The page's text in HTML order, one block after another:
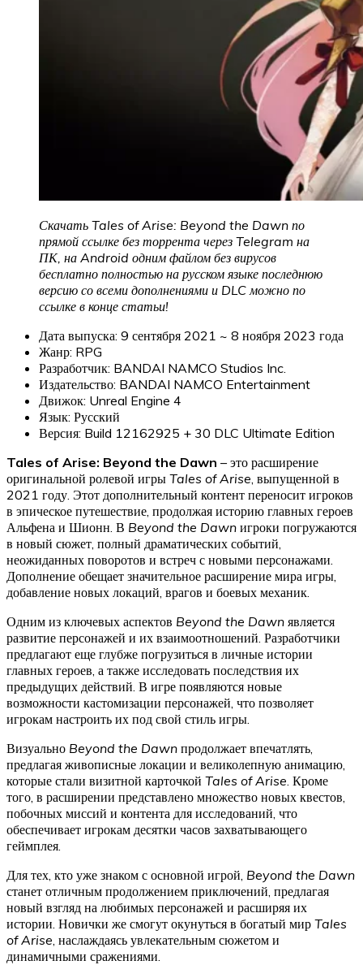
Скачать Tales of Arise: Beyond the Dawn по
прямой ссылке без торрента через Telegram на
ПК, на Android одним файлом без вирусов
бесплатно полностью на русском языке последнюю
версию со всеми дополнениями и DLC можно по
ссылке в конце статьи!
Дата выпуска: 9 сентября 2021 ~ 8 ноября 2023 года
Жанр: RPG
Разработчик: BANDAI NAMCO Studios Inc.
Издательство: BANDAI NAMCO Entertainment
Движок: Unreal Engine 4
Язык: Русский
Версия: Build 12162925 + 30 DLC Ultimate Edition
Tales of Arise: Beyond the Dawn – это расширение
оригинальной ролевой игры Tales of Arise , выпущенной в
2021 году. Этот дополнительный контент переносит игроков
в эпическое путешествие, продолжая историю главных героев
Альфена и Шионн. В Beyond the Dawn игроки погружаются
в новый сюжет, полный драматических событий,
неожиданных поворотов и встреч с новыми персонажами.
Дополнение обещает значительное расширение мира игры,
добавление новых локаций, врагов и боевых механик.
Одним из ключевых аспектов Beyond the Dawn является
развитие персонажей и их взаимоотношений. Разработчики
предлагают еще глубже погрузиться в личные истории
главных героев, а также исследовать последствия их
предыдущих действий. В игре появляются новые
возможности кастомизации персонажей, что позволяет
игрокам настроить их под свой стиль игры.
Визуально Beyond the Dawn продолжает впечатлять,
предлагая живописные локации и великолепную анимацию,
которые стали визитной карточкой Tales of Arise . Кроме
того, в расширении представлено множество новых квестов,
побочных миссий и контента для исследований, что
обеспечивает игрокам десятки часов захватывающего
геймплея.
Для тех, кто уже знаком с основной игрой, Beyond the Dawn
станет отличным продолжением приключений, предлагая
новый взгляд на любимых персонажей и расширяя их
истории. Новички же смогут окунуться в богатый мир Tales
of Arise , наслаждаясь увлекательным сюжетом и
динамичными сражениями.